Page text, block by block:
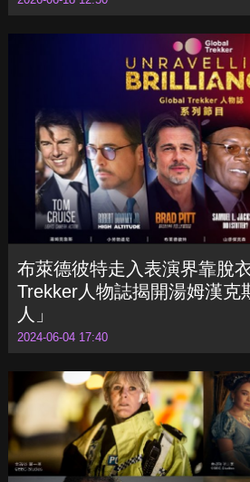
布萊德彼特走入表演界靠脫
Trekker人物誌揭開湯姆漢克
人」
2024-06-04 17:40